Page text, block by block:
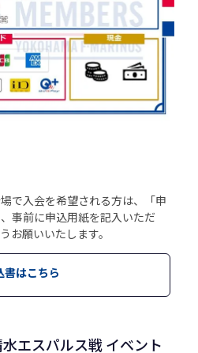
で入会を希望される方は、「申
事前に申込用紙を記入いただ
お願いいたします。
書はこちら
エスパルス戦 イベント